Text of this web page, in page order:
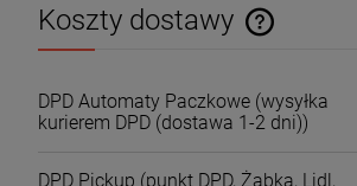
Koszty dostawy
Cena nie zawiera ewentualnych kosztów
DPD Automaty Paczkowe (wysyłka
kurierem DPD (dostawa 1-2 dni))
DPD Pickup (punkt DPD, Żabka, Lidl,